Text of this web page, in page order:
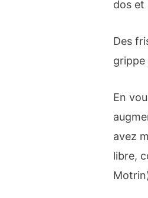
dos et
Des
grippe
En
avez
libre,